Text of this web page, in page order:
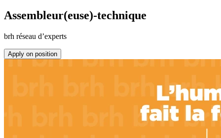
Assembleur(euse)-technique
brh réseau d’experts
Apply on position